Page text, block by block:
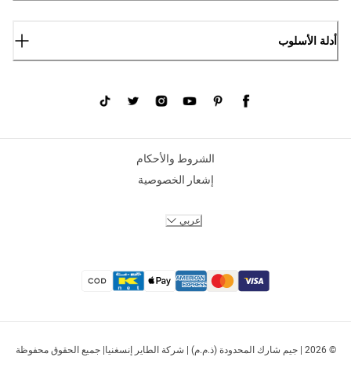
أدلة الأسلوب
© 2026 | جيم شارك المحدودة (ذ.م.م) | شركة الطاير إنسغنيا| جميع الحقوق محفوظة
الشروط والأحكام
إشعار الخصوصية
عربي